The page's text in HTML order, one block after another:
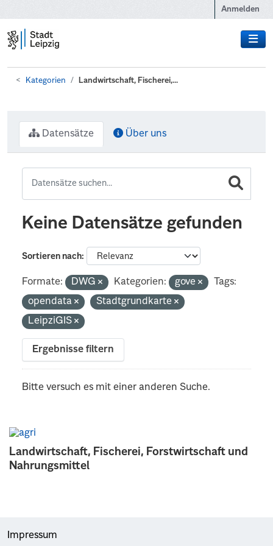
Anmelden
Kategorien Landwirtschaft, Fischerei,...
Landwirtschaft, Fischerei, Forstwirtschaft und
Nahrungsmittel
Datensätze Über uns
Keine Datensätze gefunden
Sortieren nach
Formate: DWG Kategorien: gove
Tags:
opendata
Stadtgrundkarte
LeipziGIS
Ergebnisse filtern
Bitte versuch es mit einer anderen Suche.
Impressum